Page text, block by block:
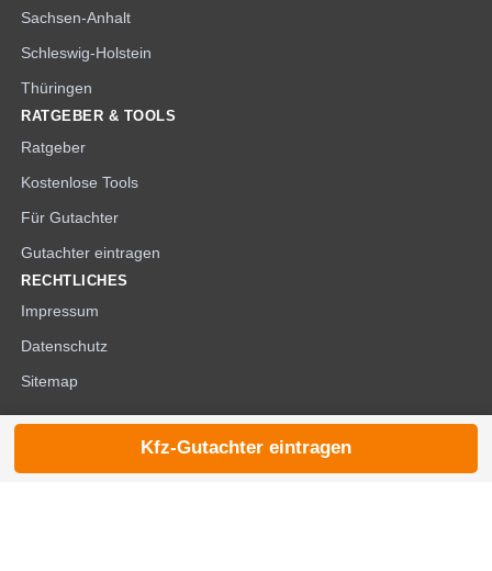
Sachsen-Anhalt
Schleswig-Holstein
Thüringen
RATGEBER & TOOLS
Ratgeber
Kostenlose Tools
Für Gutachter
Gutachter eintragen
RECHTLICHES
Impressum
Datenschutz
Sitemap
© 2026 die-kfzgutachter.de |
Kfz-Gutachter eintragen